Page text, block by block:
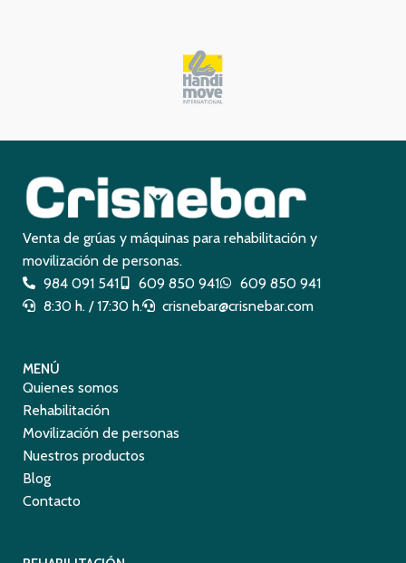
Venta de grúas y máquinas para rehabilitación y
movilización de personas.
984 091 541
609 850 941
609 850 941
8:30 h. / 17:30 h.
crisnebar@crisnebar.com
MENÚ
Quienes somos
Rehabilitación
Movilización de personas
Nuestros productos
Blog
Contacto